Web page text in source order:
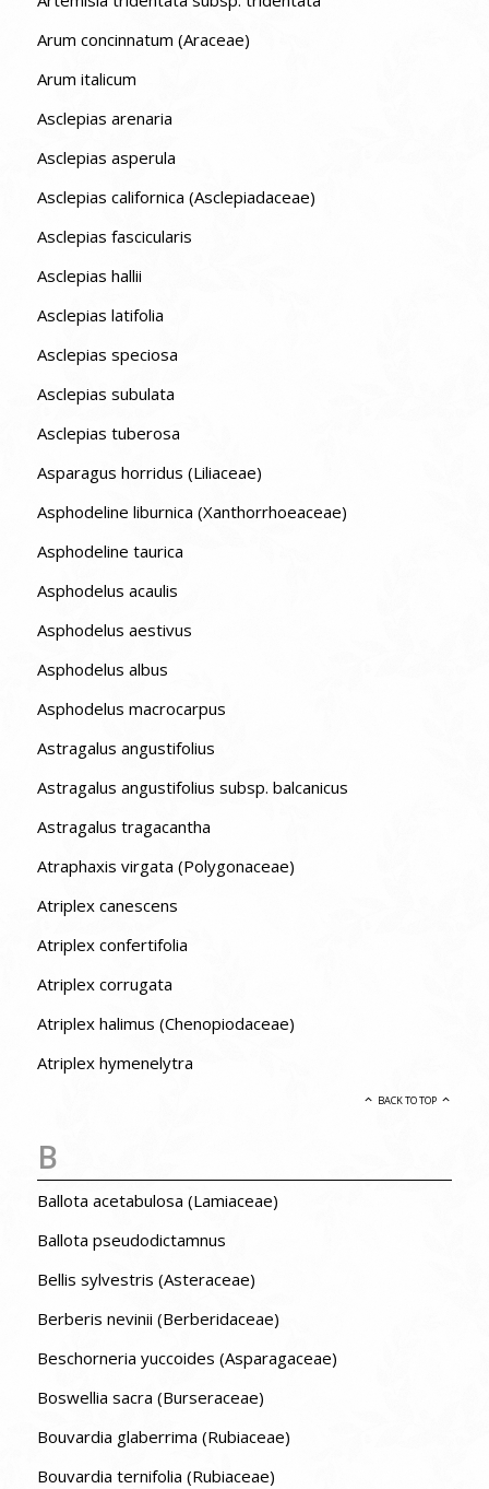
Arum concinnatum (Araceae)
Arum italicum
Asclepias arenaria
Asclepias asperula
Asclepias californica (Asclepiadaceae)
Asclepias fascicularis
Asclepias hallii
Asclepias latifolia
Asclepias speciosa
Asclepias subulata
Asclepias tuberosa
Asparagus horridus (Liliaceae)
Asphodeline liburnica (Xanthorrhoeaceae)
Asphodeline taurica
Asphodelus acaulis
Asphodelus aestivus
Asphodelus albus
Asphodelus macrocarpus
Astragalus angustifolius
Astragalus angustifolius subsp. balcanicus
Astragalus tragacantha
Atraphaxis virgata (Polygonaceae)
Atriplex canescens
Atriplex confertifolia
Atriplex corrugata
Atriplex halimus (Chenopiodaceae)
Atriplex hymenelytra
BACK TO TOP
B
Ballota acetabulosa (Lamiaceae)
Ballota pseudodictamnus
Bellis sylvestris (Asteraceae)
Berberis nevinii (Berberidaceae)
Beschorneria yuccoides (Asparagaceae)
Boswellia sacra (Burseraceae)
Bouvardia glaberrima (Rubiaceae)
Bouvardia ternifolia (Rubiaceae)